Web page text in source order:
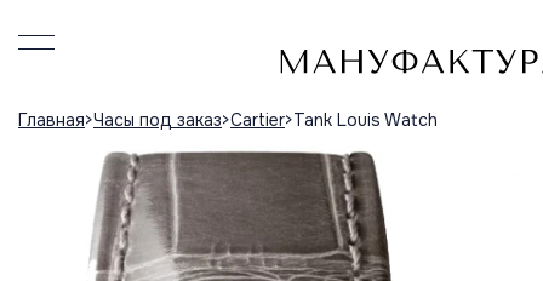
Главная Часы под заказ Cartier Tank Louis Watch